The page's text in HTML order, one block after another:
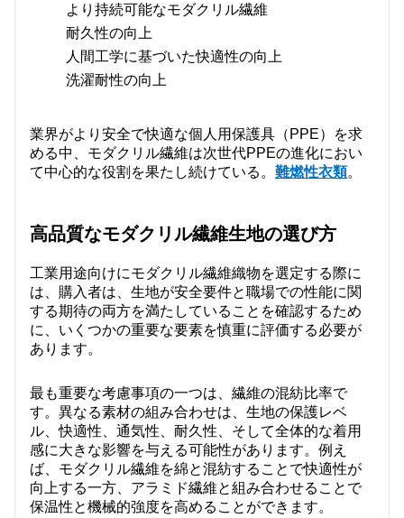
より持続可能なモダクリル繊維
耐久性の向上
人間工学に基づいた快適性の向上
洗濯耐性の向上
業界がより安全で快適な個人用保護具（PPE）を求
める中、モダクリル繊維は次世代PPEの進化におい
て中心的な役割を果たし続けている。 難燃性衣類。
高品質なモダクリル繊維生地の選び方
工業用途向けにモダクリル繊維織物を選定する際に
は、購入者は、生地が安全要件と職場での性能に関
する期待の両方を満たしていることを確認するため
に、いくつかの重要な要素を慎重に評価する必要が
あります。
最も重要な考慮事項の一つは、繊維の混紡比率で
す。異なる素材の組み合わせは、生地の保護レベ
ル、快適性、通気性、耐久性、そして全体的な着用
感に大きな影響を与える可能性があります。例え
ば、モダクリル繊維を綿と混紡することで快適性が
向上する一方、アラミド繊維と組み合わせることで
保温性と機械的強度を高めることができます。